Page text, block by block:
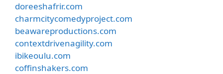
doreeshafrir.com
charmcitycomedyproject.com
beawareproductions.com
contextdrivenagility.com
ibikeoulu.com
coffinshakers.com